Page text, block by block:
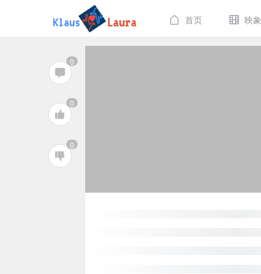
首页 映象
0
0
0